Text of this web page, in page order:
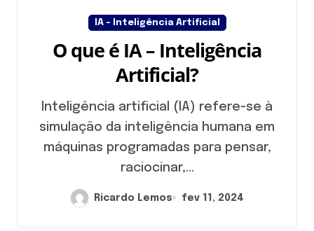
IA - Inteligência Artificial
O que é IA – Inteligência
Artificial?
simulação da inteligência humana em
máquinas programadas para pensar,
raciocinar,...
Ricardo Lemos fev 11, 2024